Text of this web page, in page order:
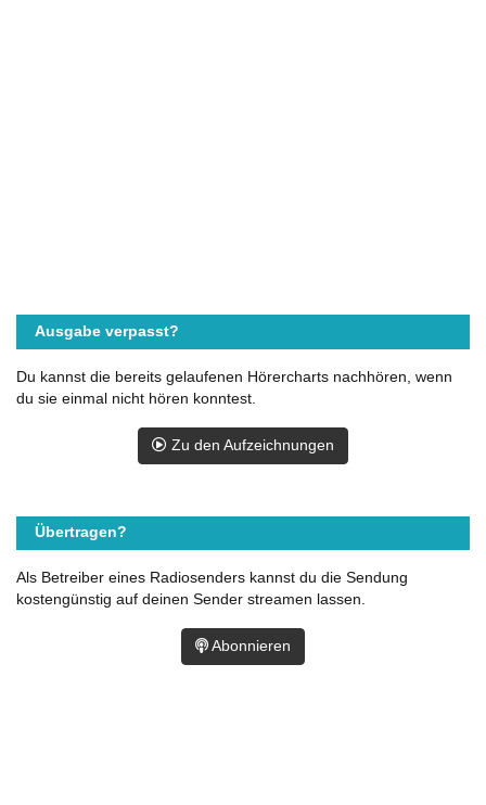
Ausgabe verpasst?
Du kannst die bereits gelaufenen Hörercharts nachhören, wenn
du sie einmal nicht hören konntest.
Zu den Aufzeichnungen
Übertragen?
Als Betreiber eines Radiosenders kannst du die Sendung
kostengünstig auf deinen Sender streamen lassen.
Abonnieren